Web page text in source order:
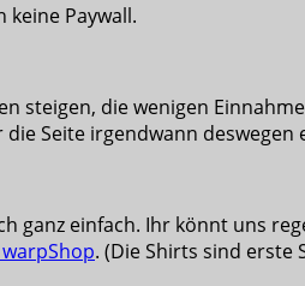
keine Paywall.
steigen, die wenigen
die Seite irgendwann deswegen
ganz einfach. Ihr könnt uns
. (Die Shirts sind erste